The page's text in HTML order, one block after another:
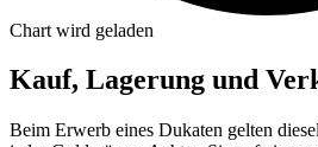
Chart wird geladen
Kauf, Lagerung und
Beim Erwerb eines Dukaten gelten